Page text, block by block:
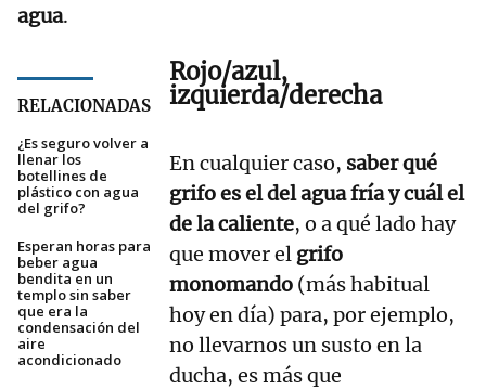
agua.
RELACIONADAS
¿Es seguro volver a
llenar los
botellines de
plástico con agua
del grifo?
Esperan horas para
beber agua
bendita en un
templo sin saber
que era la
condensación del
aire
acondicionado
Rojo/azul,
izquierda/derecha
En cualquier caso, saber qué
grifo es el del agua fría y cuál el
de la caliente, o a qué lado hay
que mover el grifo
monomando (más habitual
hoy en día) para, por ejemplo,
no llevarnos un susto en la
ducha, es más que